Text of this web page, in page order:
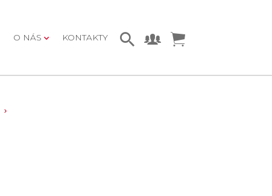
O NÁS KONTAKTY